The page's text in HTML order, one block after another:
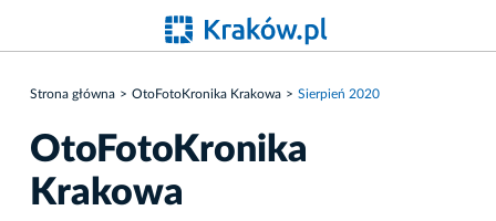
Strona główna OtoFotoKronika Krakowa Sierpień 2020
OtoFotoKronika
Krakowa